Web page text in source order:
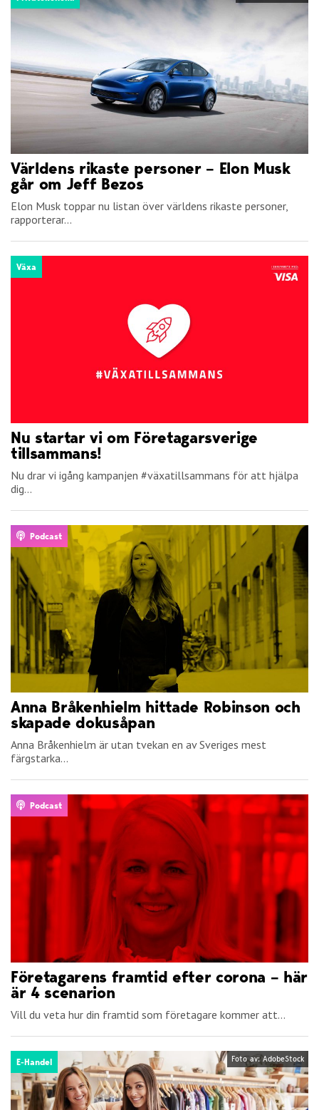
Världens rikaste personer – Elon Musk
går om Jeff Bezos
Elon Musk toppar nu listan över världens rikaste personer,
rapporterar...
Växa
Nu startar vi om Företagarsverige
tillsammans!
Nu drar vi igång kampanjen #växatillsammans för att hjälpa
dig...
Podcast
Anna Bråkenhielm hittade Robinson och
skapade dokusåpan
Anna Bråkenhielm är utan tvekan en av Sveriges mest
färgstarka...
Podcast
Företagarens framtid efter corona – här
är 4 scenarion
Vill du veta hur din framtid som företagare kommer att...
E-Handel Foto av: AdobeStock